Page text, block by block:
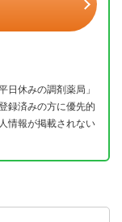
日休みの調剤薬局」
録済みの方に優先的
情報が掲載されない